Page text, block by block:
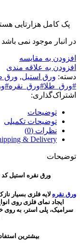
پک کامل هزارتایی
در انبار موجود نمی باشد
افزودن به مقایسه
افزودن به علاقه مندی
دسته: ورق استیل, ورق
اشتراک‌گذاری:
توضیحات
توضیحات تکمیلی
نظرات (0)
& Delivery
توضیحات
ورق نقره استیل کد Archaiz silver فیناچی ایتالیایی (صد تایی)
ورق نقره لایه فلزی بسیار
ایجاد نمای فلزی روی
سرامیک، پلی استر، به
بیشترین